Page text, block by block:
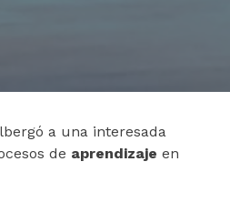
a una interesada
de aprendizaje en
contigo